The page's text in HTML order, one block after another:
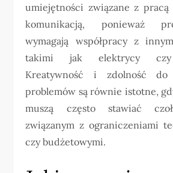
umiejętności związane z pracą
komunikacją, ponieważ
wymagają współpracy z
takimi jak elektrycy czy
Kreatywność i zdolność do
problemów są równie istotne,
muszą często stawiać
związanym z ograniczeniami
czy budżetowymi.